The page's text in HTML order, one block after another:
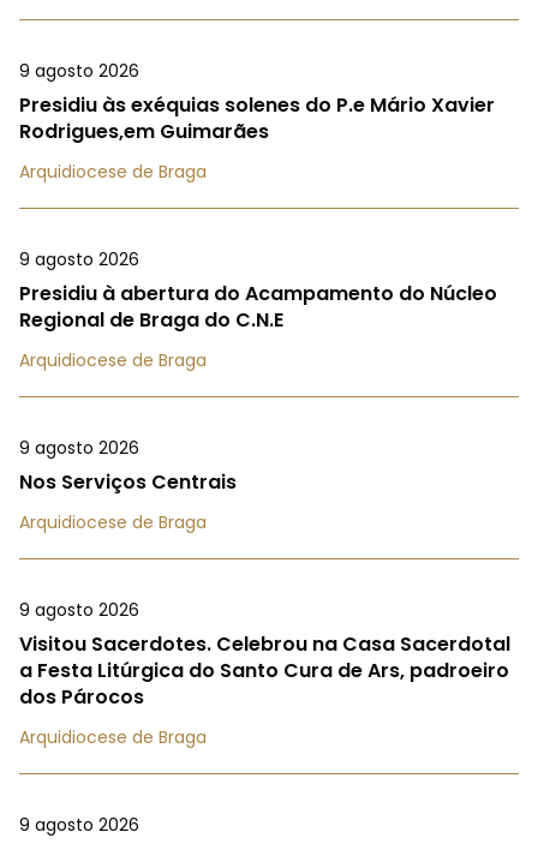
9 agosto 2026
Presidiu às exéquias solenes do P.e Mário Xavier
Rodrigues,em Guimarães
Arquidiocese de Braga
9 agosto 2026
Presidiu à abertura do Acampamento do Núcleo
Regional de Braga do C.N.E
Arquidiocese de Braga
9 agosto 2026
Nos Serviços Centrais
Arquidiocese de Braga
9 agosto 2026
Visitou Sacerdotes. Celebrou na Casa Sacerdotal
a Festa Litúrgica do Santo Cura de Ars, padroeiro
dos Párocos
Arquidiocese de Braga
9 agosto 2026